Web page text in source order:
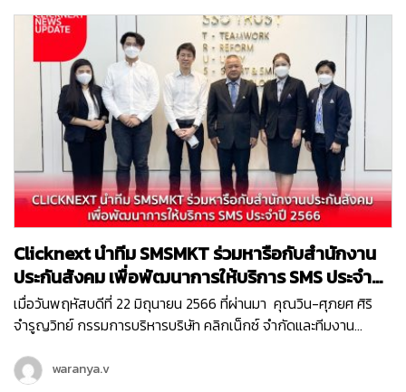
เพิ่มประสิทธิภาพในการทำงาน โดยหนึ่งในระบบที่สำคัญที่หลาย ๆ
องค์กรนำมาใช้ คือ ระบบการบริหารทรัพยากรบุคคล นั่นเองค่ะ เพราะ
“คน” คือ หนึ่งในเคล็ดลับสำคัญที่ทำให้องค์กรประสบความสำเร็จ วันนี้
เราจึงจะพาทุกคนมาทำความรู้จักกับ ระบบ HRIS (Human Resource
Information System) กันค่ะ ที่มา:
https://www.aihr.com/blog/implement-hris-human-
resources-information-system ระบบ HRIS คือ อะไร ? เราคง
คุ้นเคยกับคำว่า ระบบบริหารทรัพยากรบุคคล หรือ HRM (Human
Resource Management) ซึ่งเป็น ระบบที่ช่วยให้ฝ่าย HR ปรับปรุง
ระบบการบริหารผู้คนภายในองค์กรนั่นเองค่ะ ส่วนระบบสารสนเทศ
ด้านทรัพยากรบุคคล หรือ HRIS (Human Resource Information
System) ซึ่งเป็นการพัฒนาอีกขั้นต่อจาก HRM นั้น เป็นระบบ
เทคโนโลยีสารสนเทศอิเล็กทรอนิกส์ที่ได้รับการพัฒนาเพื่อสนับสนุน
การบริหาร การดำเนินงาน การจัดการของทรัพยากรบุคคลในทุกขั้น
ตอน ไม่ว่าจะเป็นการวางแผนอัตรากำลังคน การออกแบบงาน การ
จ้างงาน การพัฒนา ค่าจ้าง ค่าตอบแทนและสวัสดิการ ฯลฯ เพื่อก่อ
ให้เกิดประโยชน์สูงสุดขององค์กร แต่อย่างไรก็ตามขั้นตอนการเก็บ
ข้อมูลต่างๆ ของพนักงานหรือบุคลากรในองค์กร จะต้องถูกจัดเก็บ
Clicknext นำทีม SMSMKT ร่วมหารือกับสำนักงาน
ประกันสังคม เพื่อพัฒนาการให้บริการ SMS ประจำปี
2566
เมื่อวันพฤหัสบดีที่ 22 มิถุนายน 2566 ที่ผ่านมา คุณวิน-ศุภยศ ศิริ
จำรูญวิทย์ กรรมการบริหารบริษัท คลิกเน็กซ์ จำกัดและทีมงาน
เกี่ยวกับแนวทางการพัฒนาการให้บริการ ” โครงการบริการส่ง
waranya.v